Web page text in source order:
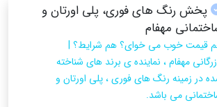
پخش رنگ های فوری، پلی اورتان و
مهفام
قیمت خوب می خوای؟ هم شرایط؟ |
مهفام ، نماینده ی برند های شناخته
در زمینه رنگ های فوری ، پلی اورتان و
می باشد.